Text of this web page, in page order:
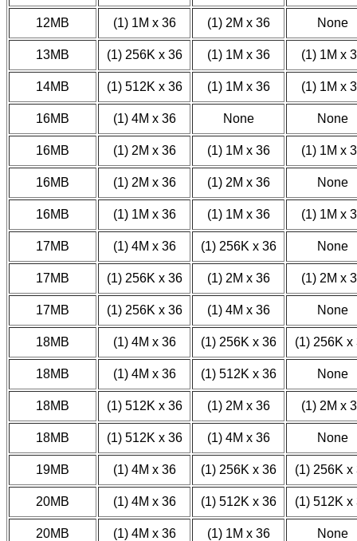
12MB (1) 1M x 36 (1) 2M x 36 None
13MB (1) 256K x 36 (1) 1M x 36 (1) 1M x
14MB (1) 512K x 36 (1) 1M x 36 (1) 1M x
16MB (1) 4M x 36 None None
16MB (1) 2M x 36 (1) 1M x 36 (1) 1M x
16MB (1) 2M x 36 (1) 2M x 36 None
16MB (1) 1M x 36 (1) 1M x 36 (1) 1M x
17MB (1) 4M x 36 (1) 256K x 36 None
17MB (1) 256K x 36 (1) 2M x 36 (1) 2M x
17MB (1) 256K x 36 (1) 4M x 36 None
18MB (1) 4M x 36 (1) 256K x 36 (1) 256K x
18MB (1) 4M x 36 (1) 512K x 36 None
18MB (1) 512K x 36 (1) 2M x 36 (1) 2M x
18MB (1) 512K x 36 (1) 4M x 36 None
19MB (1) 4M x 36 (1) 256K x 36 (1) 256K x
20MB (1) 4M x 36 (1) 512K x 36 (1) 512K x
20MB (1) 4M x 36 (1) 1M x 36 None